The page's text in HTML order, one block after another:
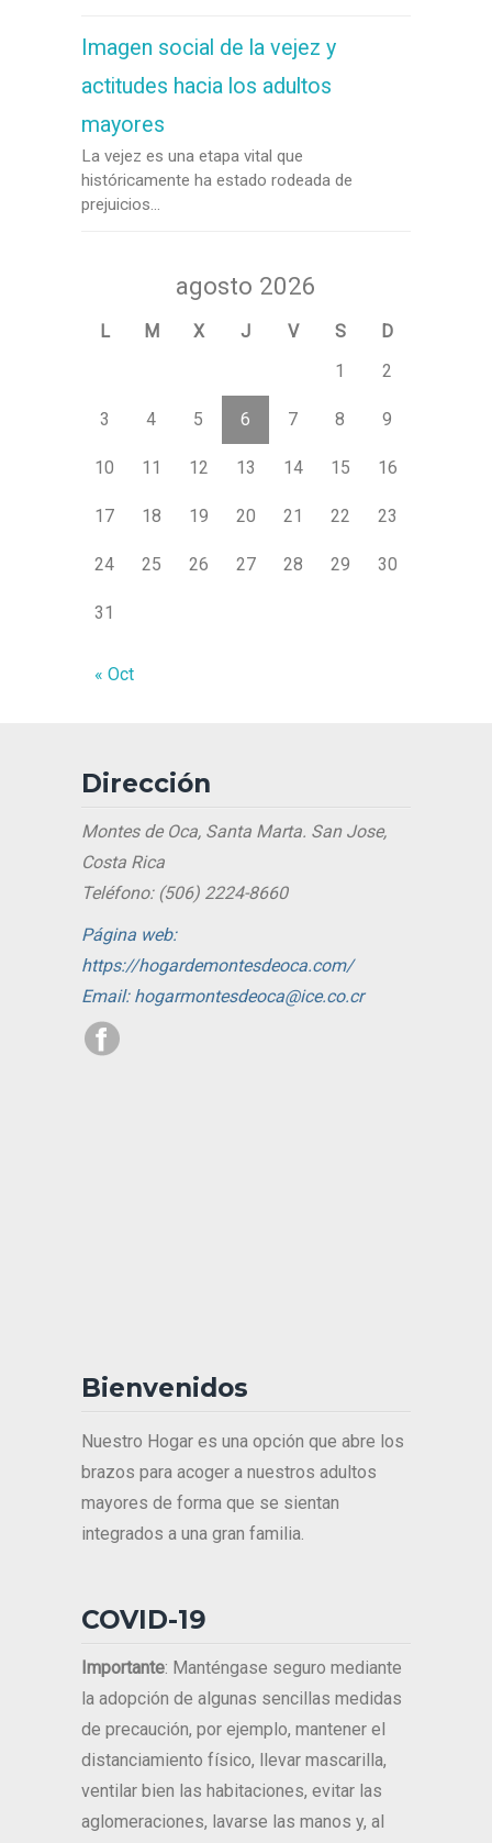
Imagen social de la vejez y
actitudes hacia los adultos
mayores
La vejez es una etapa vital que
históricamente ha estado rodeada de
prejuicios...
agosto 2026
L M X J V S
D
1
2
3 4 5 6 7 8 9
10 11 12 13 14 15 16
17 18 19 20 21 22 23
24 25 26 27 28 29 30
31
« Oct
Dirección
Montes de Oca, Santa Marta. San Jose,
Costa Rica
Teléfono: (506) 2224-8660
Página web:
https://hogardemontesdeoca.com/
Email: hogarmontesdeoca@ice.co.cr
Bienvenidos
Nuestro Hogar es una opción que abre los
brazos para acoger a nuestros adultos
mayores de forma que se sientan
integrados a una gran familia.
COVID-19
Importante: Manténgase seguro mediante
la adopción de algunas sencillas medidas
de precaución, por ejemplo, mantener el
distanciamiento físico, llevar mascarilla,
ventilar bien las habitaciones, evitar las
aglomeraciones, lavarse las manos y, al